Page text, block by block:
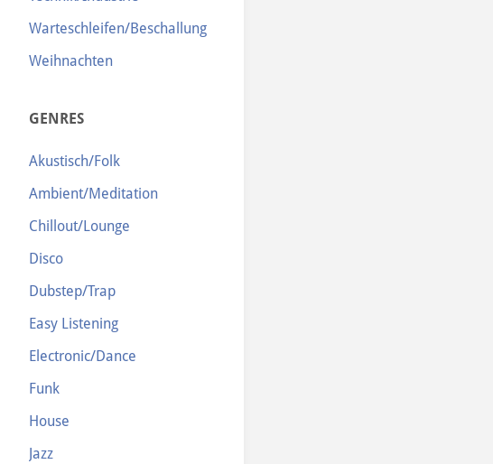
Warteschleifen/Beschallung
Weihnachten
GENRES
Akustisch/Folk
Ambient/Meditation
Chillout/Lounge
Disco
Dubstep/Trap
Easy Listening
Electronic/Dance
Funk
House
Jazz